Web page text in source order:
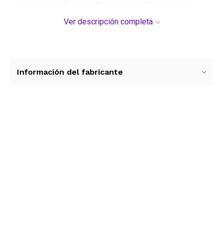
con baterias, lo que elimina los cables molestos
Ver descripción completa
Información del fabricante